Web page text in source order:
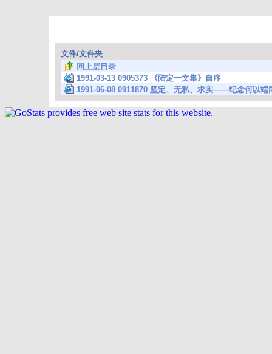
文件/文件夹
回上层目录
1991-03-13 0905373 《陆定一文集》自序
1991-06-08 0911870 坚定、无私、求实——纪念何以端